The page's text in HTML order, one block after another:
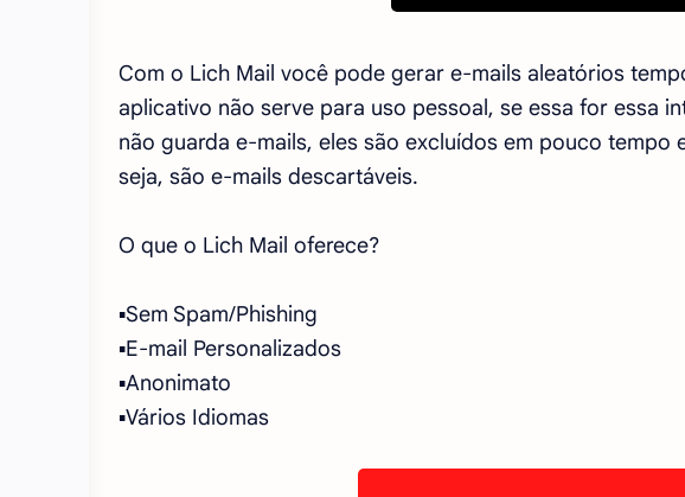
Com o Lich Mail você pode gerar e-mails aleatórios
aplicativo não serve para uso pessoal, se essa for essa
não guarda e-mails, eles são excluídos em pouco tempo
seja, são e-mails descartáveis.
O que o Lich Mail oferece?
▪Sem Spam/Phishing
▪E-mail Personalizados
▪Anonimato
▪Vários Idiomas